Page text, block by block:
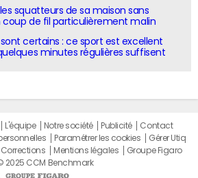
squatteurs de sa maison sans
coup de fil particulièrement malin
certains : ce sport est excellent
minutes régulières suffisent
L'équipe Notre société Publicité
Contact
Paramétrer les cookies
Gérer Utiq
Corrections Mentions légales
Groupe Figaro
2025 CCM Benchmark